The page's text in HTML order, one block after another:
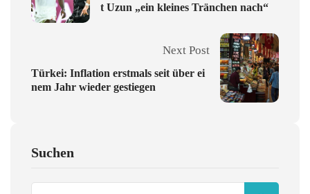
t Uzun „ein kleines Tränchen nach“
Next Post
Türkei: Inflation erstmals seit über ei
nem Jahr wieder gestiegen
Suchen